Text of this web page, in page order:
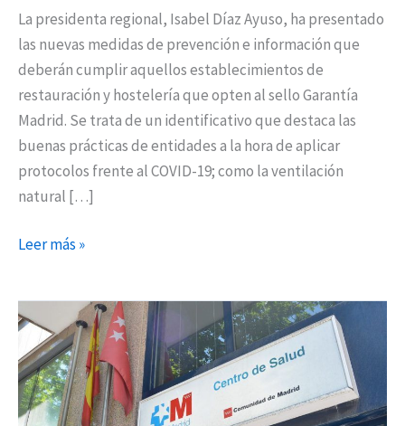
La presidenta regional, Isabel Díaz Ayuso, ha presentado
las nuevas medidas de prevención e información que
deberán cumplir aquellos establecimientos de
restauración y hostelería que opten al sello Garantía
Madrid. Se trata de un identificativo que destaca las
buenas prácticas de entidades a la hora de aplicar
protocolos frente al COVID-19; como la ventilación
natural […]
Leer más »
La
Comunidad
de
Madrid
asigna